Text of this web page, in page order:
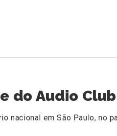
do Audio Club
nacional em São Paulo, no